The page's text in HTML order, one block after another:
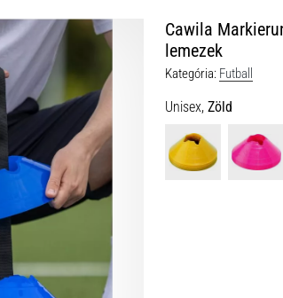
Cawila
lemezek
Kategória: Futball
Unisex, Zöld